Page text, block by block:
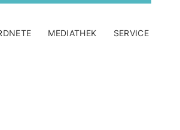
MEDIATHEK SERVICE